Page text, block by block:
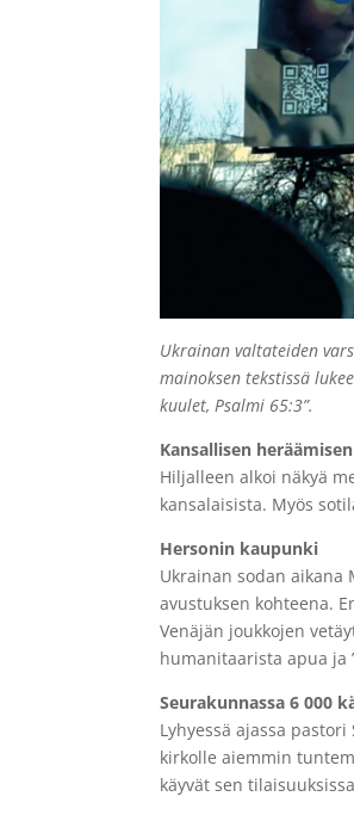
Ukrainan valtateiden
mainoksen tekstissä
kuulet, Psalmi 65:3”.
Kansallisen
Hiljalleen alkoi näkyä
kansalaisista. Myös
Hersonin kaupunki
Ukrainan sodan aikana
avustuksen kohteena.
Venäjän joukkojen
humanitaarista apua ja
Seurakunnassa 6 000
Lyhyessä ajassa
kirkolle aiemmin
käyvät sen